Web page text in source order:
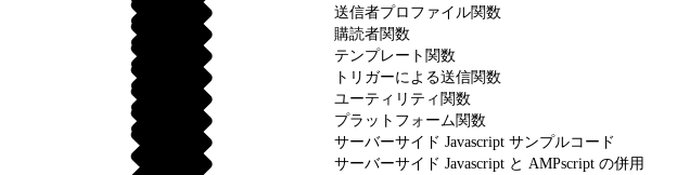
送信者プロファイル関数
購読者関数
テンプレート関数
トリガーによる送信関数
ユーティリティ関数
プラットフォーム関数
サーバーサイド Javascript サンプルコード
サーバーサイド Javascript と AMPscript の併用